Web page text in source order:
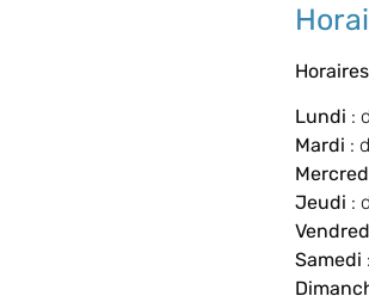
Lundi :
Mardi :
Jeudi :
Samedi